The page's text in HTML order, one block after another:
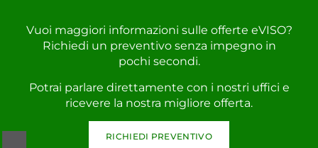
Vuoi maggiori informazioni sulle offerte eVISO?
Richiedi un preventivo senza impegno in
pochi secondi.
Potrai parlare direttamente con i nostri uffici e
ricevere la nostra migliore offerta.
RICHIEDI PREVENTIVO